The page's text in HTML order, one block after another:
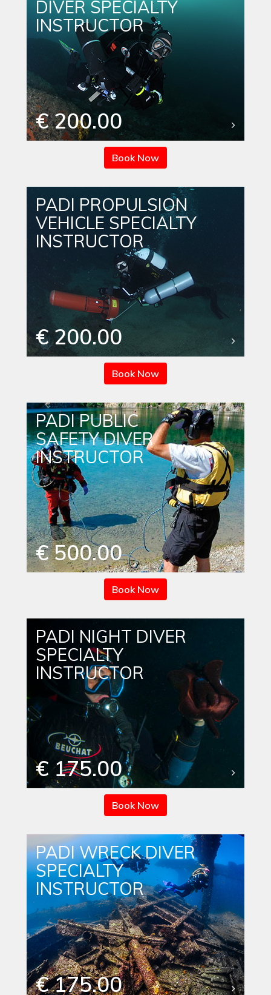
DIVER SPECIALTY
INSTRUCTOR
€ 200.00
Book Now
PADI PROPULSION
VEHICLE SPECIALTY
INSTRUCTOR
€ 200.00
Book Now
PADI PUBLIC
SAFETY DIVER
INSTRUCTOR
€ 500.00
Book Now
PADI NIGHT DIVER
SPECIALTY
INSTRUCTOR
€ 175.00
Book Now
PADI WRECK DIVER
SPECIALTY
INSTRUCTOR
€ 175.00